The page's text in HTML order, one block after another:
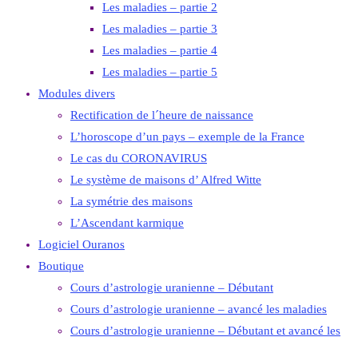
Les maladies – partie 2
Les maladies – partie 3
Les maladies – partie 4
Les maladies – partie 5
Modules divers
Rectification de l´heure de naissance
L’horoscope d’un pays – exemple de la France
Le cas du CORONAVIRUS
Le système de maisons d’ Alfred Witte
La symétrie des maisons
L’Ascendant karmique
Logiciel Ouranos
Boutique
Cours d’astrologie uranienne – Débutant
Cours d’astrologie uranienne – avancé les maladies
Cours d’astrologie uranienne – Débutant et avancé les